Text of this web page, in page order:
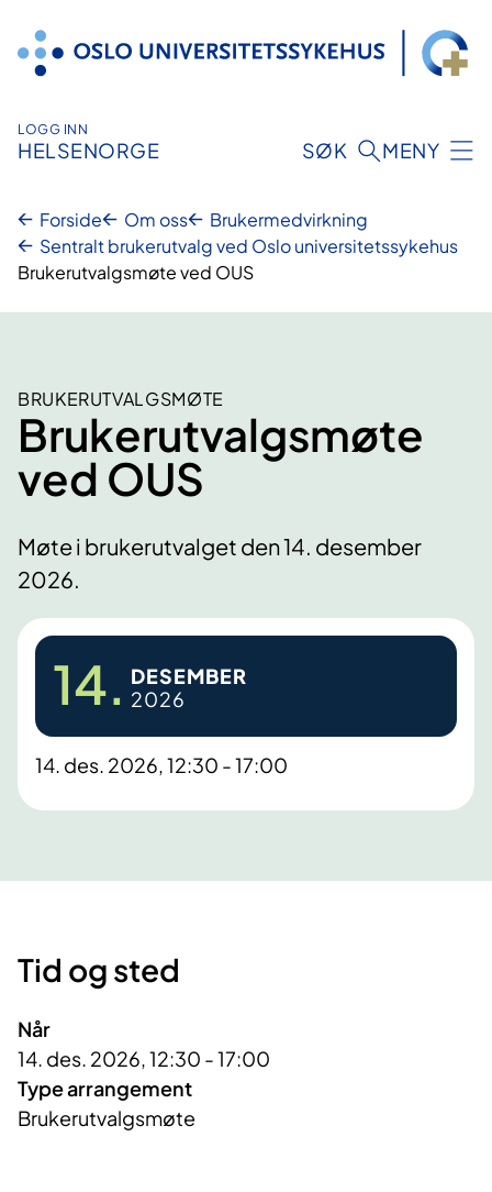
innhold
LOGG INN
HELSENORGE SØK MENY
Forside Om oss
Brukermedvirkning
Sentralt brukerutvalg ved Oslo universitetssykehus
Brukerutvalgsmøte ved OUS
BRUKERUTVALGSMØTE
Brukerutvalgsmøte
ved OUS
Møte i brukerutvalget den 14. desember
2026.
14. DESEMBER
2026
14. des. 2026, 12:30 - 17:00
Tid og sted
Når
14. des. 2026, 12:30 - 17:00
Type arrangement
Brukerutvalgsmøte